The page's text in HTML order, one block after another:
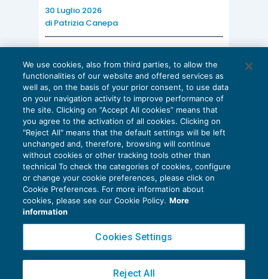
30 Luglio 2026
di Patrizia Canepa
EU AI Act e studi professionali: le
scadenze concrete
27 Luglio 2026
di Diego BarberieStefano Dovier
Privacy Policy
Cookie Policy
Copyright 2016 ©Gruppo Euroconference S.p.A.v2.32.4
Piazza Luigi Einaudi, 10N01 - 20124 Milano - info@ecnews.it
We use cookies, also from third parties, to allow the
functionalities of our website and offered services as
well as, on the basis of your prior consent, to use data
on your navigation activity to improve performance of
the site. Clicking on “Accept All cookies” means that
you agree to the activation of all cookies. Clicking on
"Reject All" means that the default settings will be left
unchanged and, therefore, browsing will continue
without cookies or other tracking tools other than
technical To check the categories of cookies, configure
or change your cookie preferences, please click on
Cookie Preferences. For more information about
cookies, please see our Cookie Policy. More
information
Cookies Settings
Reject All